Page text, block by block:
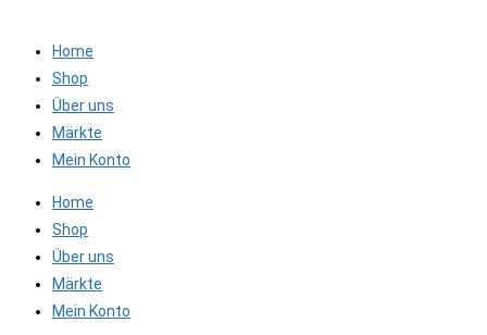
Home
Shop
Über uns
Märkte
Mein Konto
Home
Shop
Über uns
Märkte
Mein Konto